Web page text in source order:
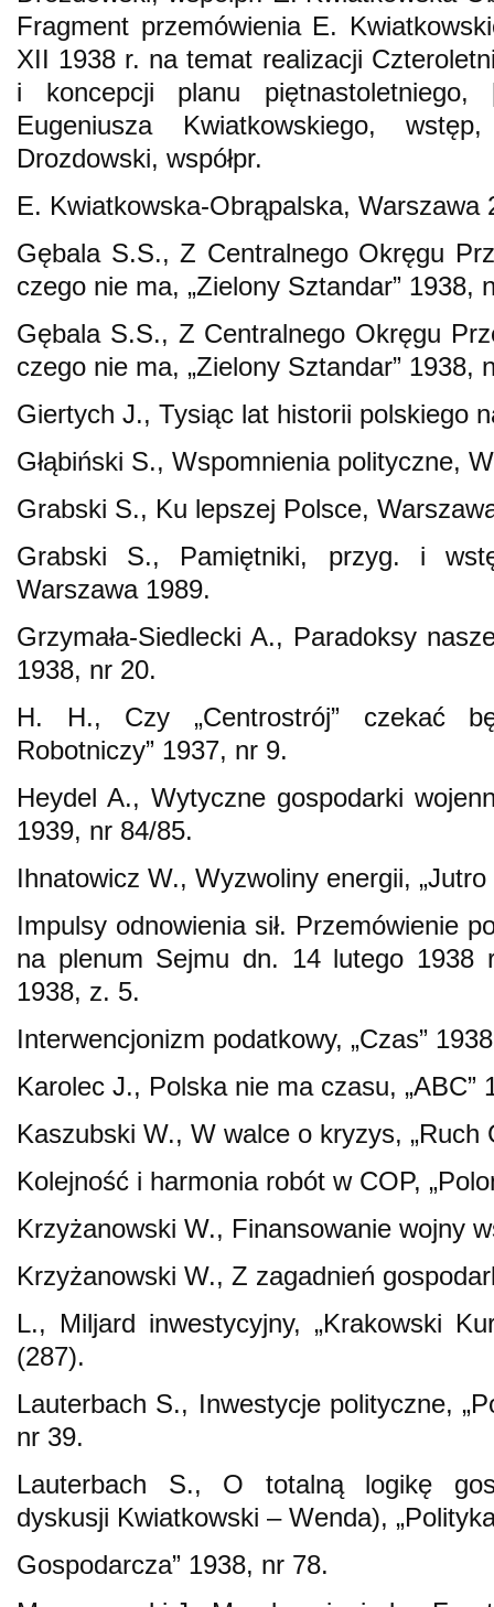
Fragment przemówienia E.
XII 1938 r. na temat realizacji
i koncepcji planu piętnastoletniego,
Eugeniusza Kwiatkowskiego,
Drozdowski, współpr.
E. Kwiatkowska-Obrąpalska, Warszawa
Gębala S.S., Z Centralnego Okręgu
czego nie ma, „Zielony Sztandar” 1938,
Gębala S.S., Z Centralnego Okręgu
czego nie ma, „Zielony Sztandar” 1938,
Giertych J., Tysiąc lat historii polskiego
Głąbiński S., Wspomnienia polityczne,
Grabski S., Ku lepszej Polsce,
Grabski S., Pamiętniki, przyg. i
Warszawa 1989.
Grzymała-Siedlecki A., Paradoksy
1938, nr 20.
H. H., Czy „Centrostrój” czekać
Robotniczy” 1937, nr 9.
Heydel A., Wytyczne gospodarki
1939, nr 84/85.
Ihnatowicz W., Wyzwoliny energii,
Impulsy odnowienia sił. Przemówienie
na plenum Sejmu dn. 14 lutego 1938
1938, z. 5.
Interwencjonizm podatkowy, „Czas”
Karolec J., Polska nie ma czasu, „ABC”
Kaszubski W., W walce o kryzys, „Ruch
Kolejność i harmonia robót w COP,
Krzyżanowski W., Finansowanie wojny
Krzyżanowski W., Z zagadnień
L., Miljard inwestycyjny, „Krakowski
(287).
Lauterbach S., Inwestycje polityczne,
nr 39.
Lauterbach S., O totalną logikę
dyskusji Kwiatkowski – Wenda),
Gospodarcza” 1938, nr 78.